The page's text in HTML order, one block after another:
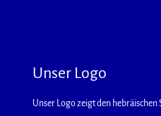
Unser Logo
Unser Logo zeigt den hebräischen